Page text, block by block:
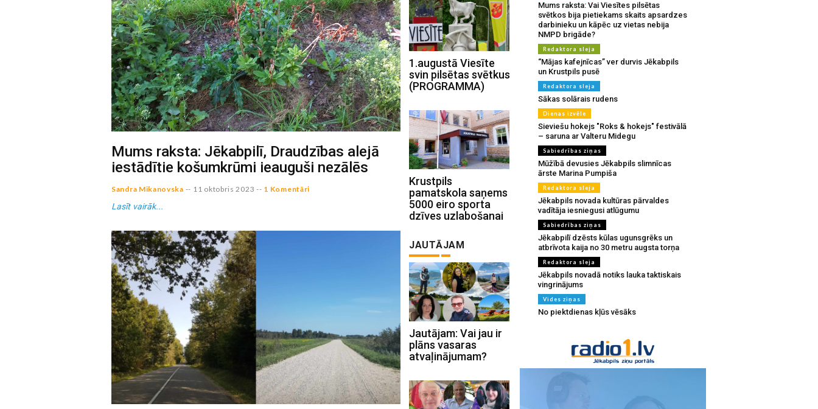
Mums raksta: Jēkabpilī, Draudzības alejā
iestādītie košumkrūmi ieauguši nezālēs
Sandra Mikanovska -- 11 oktobris 2023 -- 1 Komentāri
Lasīt vairāk...
1.augustā Viesīte
svin pilsētas svētkus
(PROGRAMMA)
Krustpils
pamatskola saņems
5000 eiro sporta
dzīves uzlabošanai
JAUTĀJAM
Jautājam: Vai jau ir
plāns vasaras
atvaļinājumam?
Mums raksta: Vai Viesītes pilsētas
svētkos bija pietiekams skaits apsardzes
darbinieku un kāpēc uz vietas nebija
NMPD brigāde?
Redaktora sleja
“Mājas kafejnīcas” ver durvis Jēkabpils
un Krustpils pusē
Redaktora sleja
Sākas solārais rudens
Dienas izvēle
Sieviešu hokejs "Roks & hokejs" festivālā
– saruna ar Valteru Midegu
Sabiedrības ziņas
Mūžībā devusies Jēkabpils slimnīcas
ārste Marina Pumpiša
Redaktora sleja
Jēkabpils novada kultūras pārvaldes
vadītāja iesniegusi atlūgumu
Sabiedrības ziņas
Jēkabpilī dzēsts kūlas ugunsgrēks un
atbrīvota kaija no 30 metru augsta torņa
Redaktora sleja
Jēkabpils novadā notiks lauka taktiskais
vingrinājums
Vides ziņas
No piektdienas kļūs vēsāks